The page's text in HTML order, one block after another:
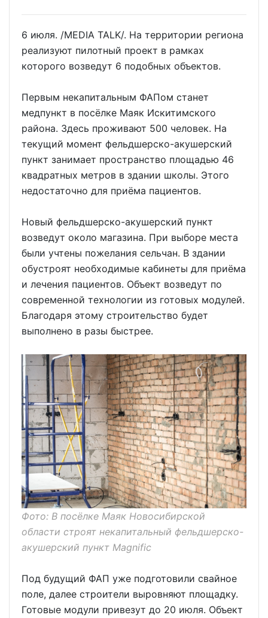
6 июля. /MEDIA TALK/. На территории региона
реализуют пилотный проект в рамках
которого возведут 6 подобных объектов.
Первым некапитальным ФАПом станет
медпункт в посёлке Маяк Искитимского
района. Здесь проживают 500 человек. На
текущий момент фельдшерско-акушерский
пункт занимает пространство площадью 46
квадратных метров в здании школы. Этого
недостаточно для приёма пациентов.
Новый фельдшерско-акушерский пункт
возведут около магазина. При выборе места
были учтены пожелания сельчан. В здании
обустроят необходимые кабинеты для приёма
и лечения пациентов. Объект возведут по
современной технологии из готовых модулей.
Благодаря этому строительство будет
выполнено в разы быстрее.
Фото: В посёлке Маяк Новосибирской
области строят некапитальный фельдшерско-
акушерский пункт Magnific
Под будущий ФАП уже подготовили свайное
поле, далее строители выровняют площадку.
Готовые модули привезут до 20 июля. Объект